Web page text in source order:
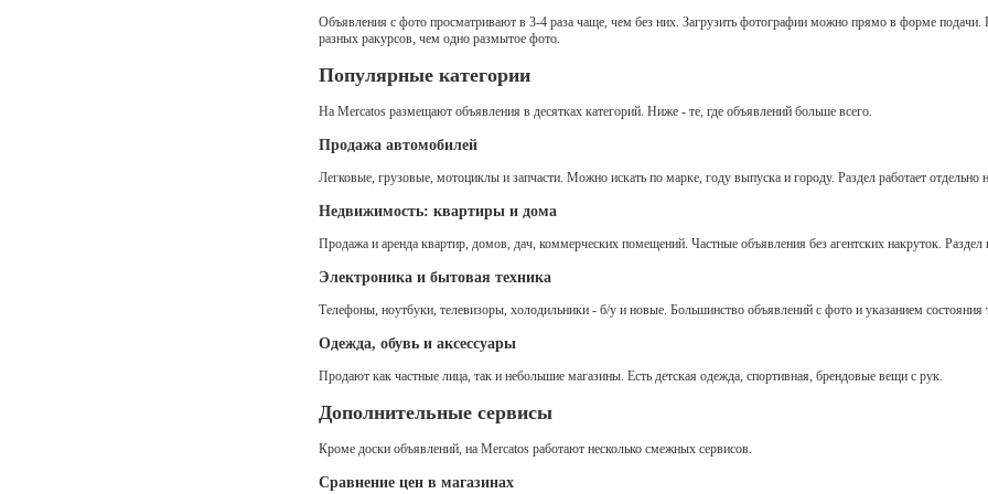
1,200 RUBМосква
Москва
Нижний Новгород
ЗА:
Объявления с фото просматривают в 3-4 раза чаще, чем без них. Загрузить фотографии можно прямо в форме
разных ракурсов, чем одно размытое фото.
Популярные категории
На Mercatos размещают объявления в десятках категорий. Ниже - те, где объявлений больше всего.
Продажа автомобилей
Легковые, грузовые, мотоциклы и запчасти. Можно искать по марке, году выпуска и городу. Раздел работает отдельно
Недвижимость: квартиры и дома
Продажа и аренда квартир, домов, дач, коммерческих помещений. Частные объявления без агентских накруток. Раздел
Электроника и бытовая техника
Телефоны, ноутбуки, телевизоры, холодильники - б/у и новые. Большинство объявлений с фото и указанием состояния
Одежда, обувь и аксессуары
Продают как частные лица, так и небольшие магазины. Есть детская одежда, спортивная, брендовые вещи с рук.
Дополнительные сервисы
Кроме доски объявлений, на Mercatos работают несколько смежных сервисов.
Сравнение цен в магазинах